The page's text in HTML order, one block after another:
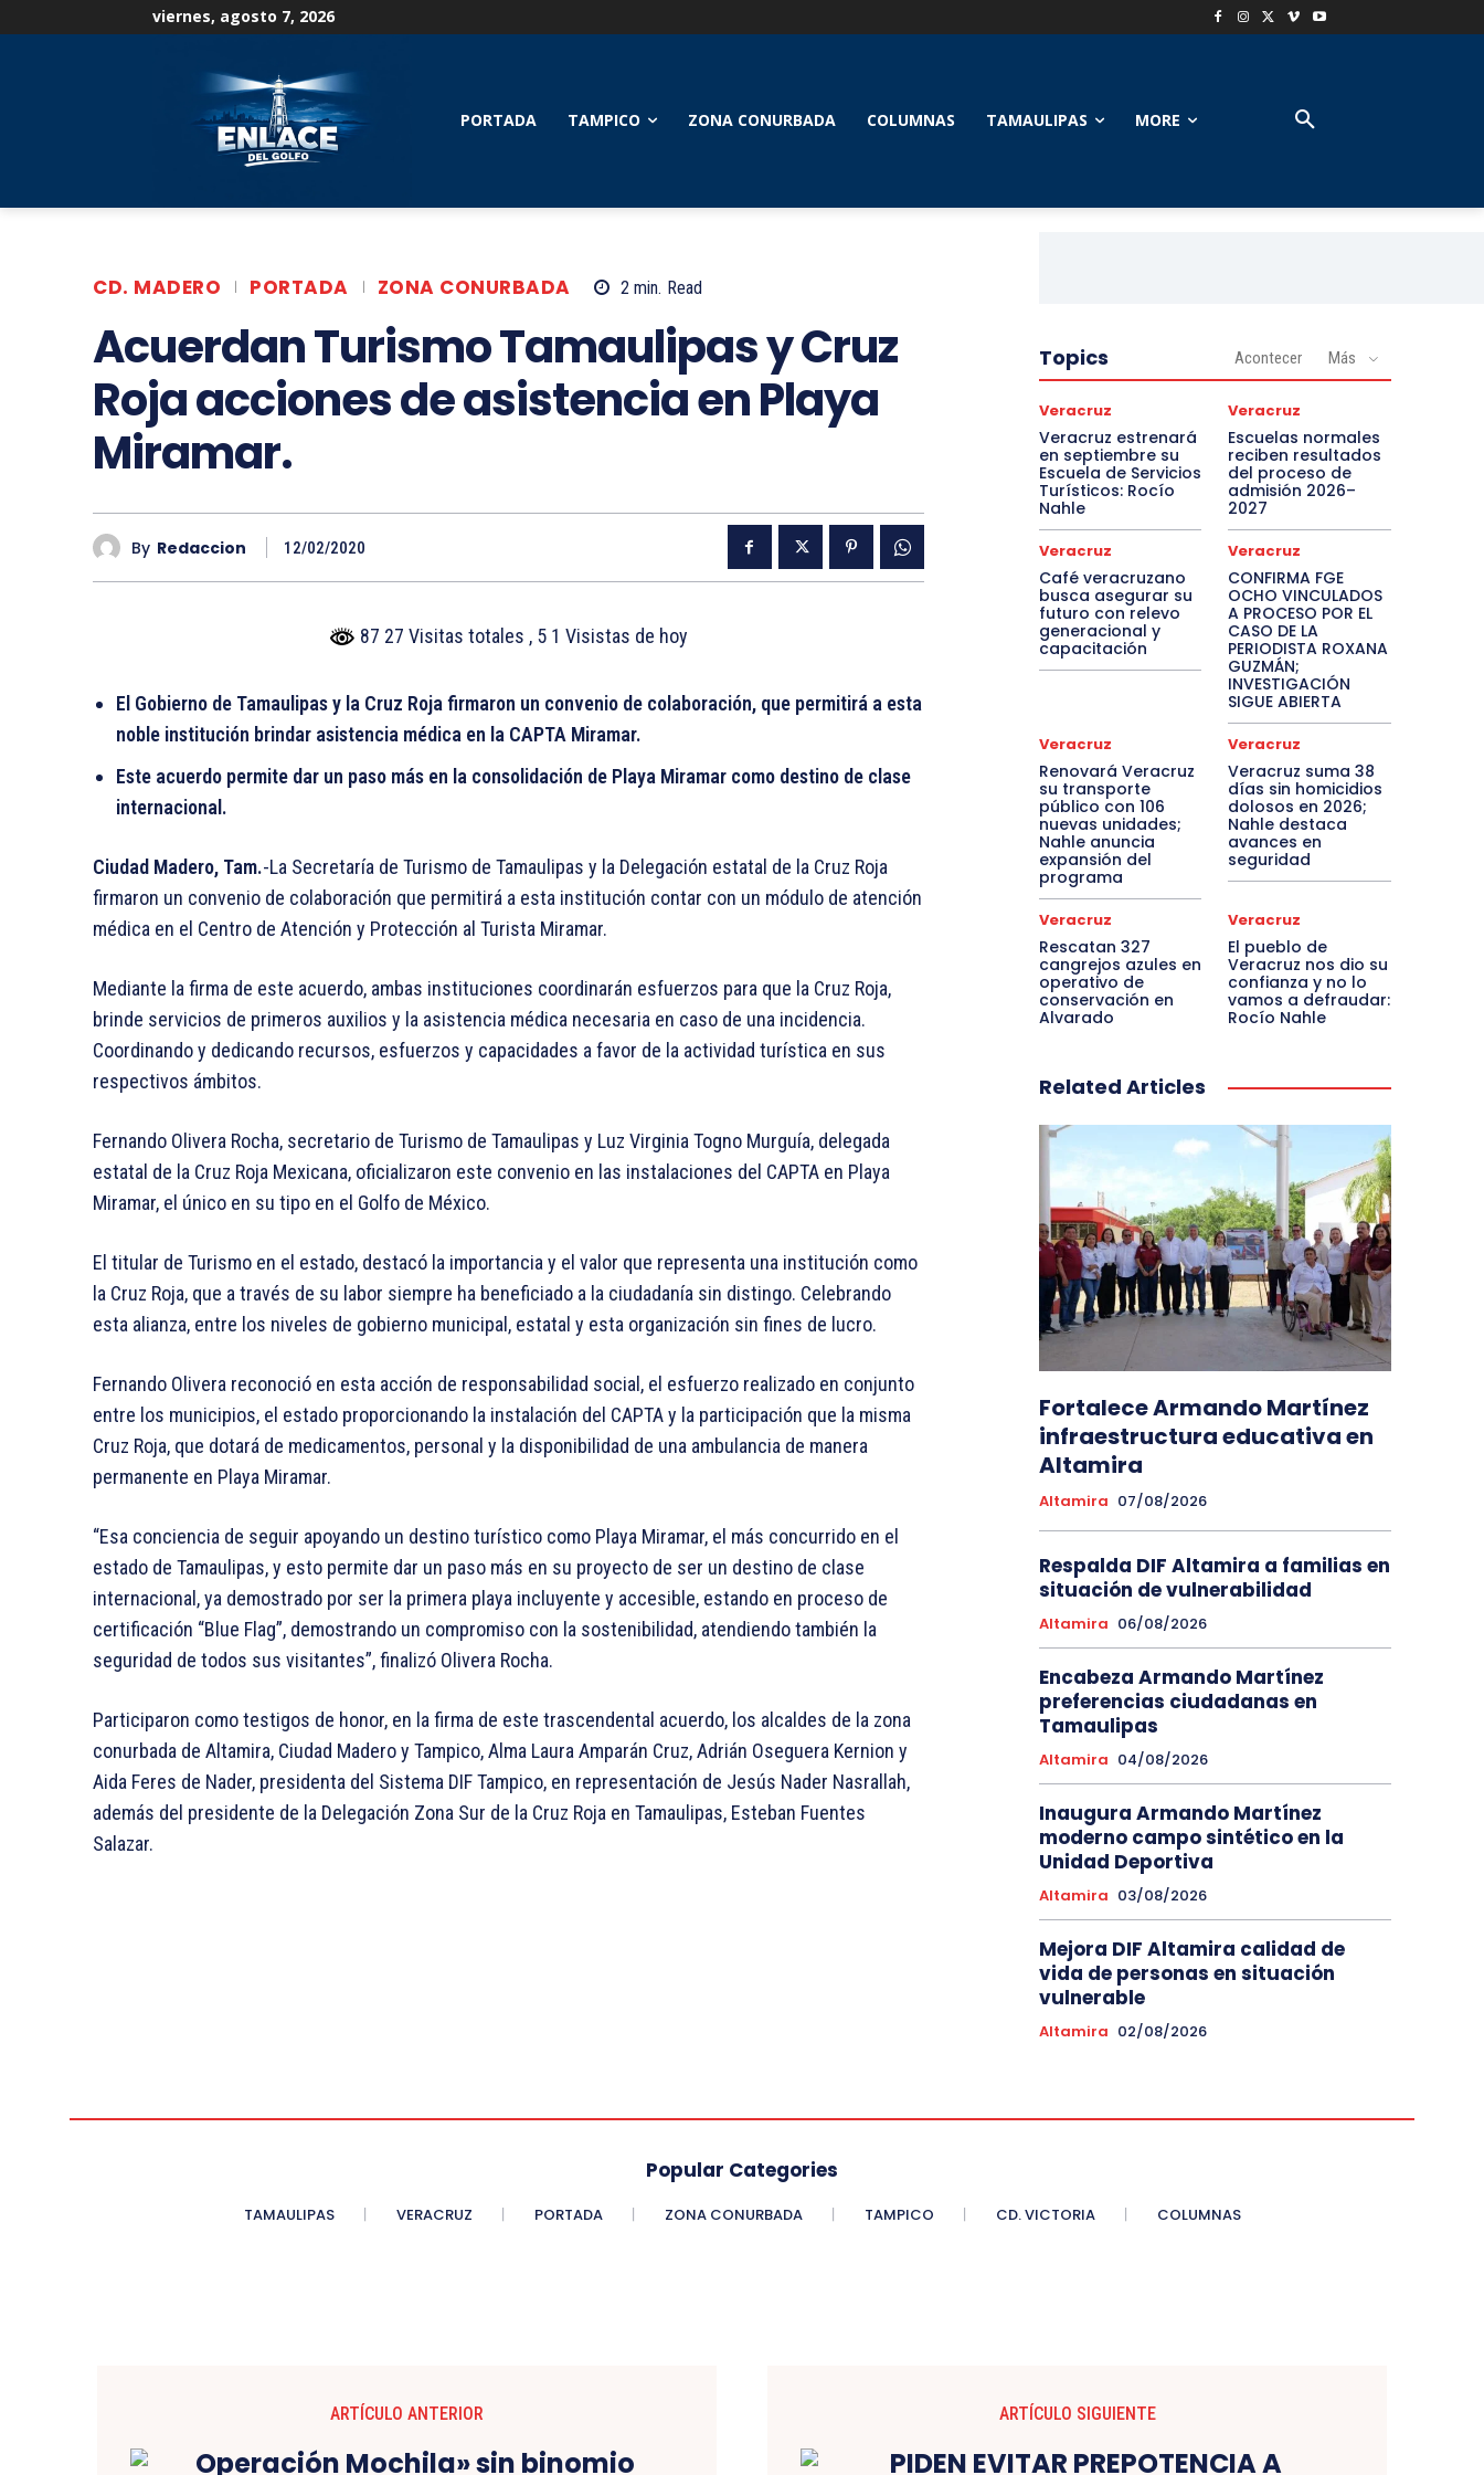
viernes, agosto 7, 2026
PORTADA TAMPICO ZONA CONURBADA COLUMNAS TAMAULIPAS MORE
CD. MADERO PORTADA ZONA CONURBADA 2 min. Read
Acuerdan Turismo Tamaulipas y Cruz
Roja acciones de asistencia en Playa
Miramar.
By Redaccion 12/02/2020
87 27 Visitas totales , 5 1 Visistas de hoy
El Gobierno de Tamaulipas y la Cruz Roja firmaron un convenio de colaboración, que permitirá a esta
noble institución brindar asistencia médica en la CAPTA Miramar.
Este acuerdo permite dar un paso más en la consolidación de Playa Miramar como destino de clase
internacional.
Ciudad Madero, Tam.-La Secretaría de Turismo de Tamaulipas y la Delegación estatal de la Cruz Roja
firmaron un convenio de colaboración que permitirá a esta institución contar con un módulo de atención
médica en el Centro de Atención y Protección al Turista Miramar.
Mediante la firma de este acuerdo, ambas instituciones coordinarán esfuerzos para que la Cruz Roja,
brinde servicios de primeros auxilios y la asistencia médica necesaria en caso de una incidencia.
Coordinando y dedicando recursos, esfuerzos y capacidades a favor de la actividad turística en sus
respectivos ámbitos.
Fernando Olivera Rocha, secretario de Turismo de Tamaulipas y Luz Virginia Togno Murguía, delegada
estatal de la Cruz Roja Mexicana, oficializaron este convenio en las instalaciones del CAPTA en Playa
Miramar, el único en su tipo en el Golfo de México.
El titular de Turismo en el estado, destacó la importancia y el valor que representa una institución como
la Cruz Roja, que a través de su labor siempre ha beneficiado a la ciudadanía sin distingo. Celebrando
esta alianza, entre los niveles de gobierno municipal, estatal y esta organización sin fines de lucro.
Fernando Olivera reconoció en esta acción de responsabilidad social, el esfuerzo realizado en conjunto
entre los municipios, el estado proporcionando la instalación del CAPTA y la participación que la misma
Cruz Roja, que dotará de medicamentos, personal y la disponibilidad de una ambulancia de manera
permanente en Playa Miramar.
“Esa conciencia de seguir apoyando un destino turístico como Playa Miramar, el más concurrido en el
estado de Tamaulipas, y esto permite dar un paso más en su proyecto de ser un destino de clase
internacional, ya demostrado por ser la primera playa incluyente y accesible, estando en proceso de
certificación “Blue Flag”, demostrando un compromiso con la sostenibilidad, atendiendo también la
seguridad de todos sus visitantes”, finalizó Olivera Rocha.
Participaron como testigos de honor, en la firma de este trascendental acuerdo, los alcaldes de la zona
conurbada de Altamira, Ciudad Madero y Tampico, Alma Laura Amparán Cruz, Adrián Oseguera Kernion y
Aida Feres de Nader, presidenta del Sistema DIF Tampico, en representación de Jesús Nader Nasrallah,
además del presidente de la Delegación Zona Sur de la Cruz Roja en Tamaulipas, Esteban Fuentes
Salazar.
Topics Acontecer Más
Veracruz
Veracruz estrenará
en septiembre su
Escuela de Servicios
Turísticos: Rocío
Nahle
Veracruz
Escuelas normales
reciben resultados
del proceso de
admisión 2026–
2027
Veracruz
Café veracruzano
busca asegurar su
futuro con relevo
generacional y
capacitación
Veracruz
CONFIRMA FGE
OCHO VINCULADOS
A PROCESO POR EL
CASO DE LA
PERIODISTA ROXANA
GUZMÁN;
INVESTIGACIÓN
SIGUE ABIERTA
Veracruz
Renovará Veracruz
su transporte
público con 106
nuevas unidades;
Nahle anuncia
expansión del
programa
Veracruz
Veracruz suma 38
días sin homicidios
dolosos en 2026;
Nahle destaca
avances en
seguridad
Veracruz
Rescatan 327
cangrejos azules en
operativo de
conservación en
Alvarado
Veracruz
El pueblo de
Veracruz nos dio su
confianza y no lo
vamos a defraudar:
Rocío Nahle
Related Articles
Fortalece Armando Martínez
infraestructura educativa en
Altamira
Altamira 07/08/2026
Respalda DIF Altamira a familias en
situación de vulnerabilidad
Altamira 06/08/2026
Encabeza Armando Martínez
preferencias ciudadanas en
Tamaulipas
Altamira 04/08/2026
Inaugura Armando Martínez
moderno campo sintético en la
Unidad Deportiva
Altamira 03/08/2026
Mejora DIF Altamira calidad de
vida de personas en situación
vulnerable
Altamira 02/08/2026
Popular Categories
TAMAULIPAS VERACRUZ PORTADA ZONA CONURBADA TAMPICO CD. VICTORIA COLUMNAS
ARTÍCULO ANTERIOR ARTÍCULO SIGUIENTE